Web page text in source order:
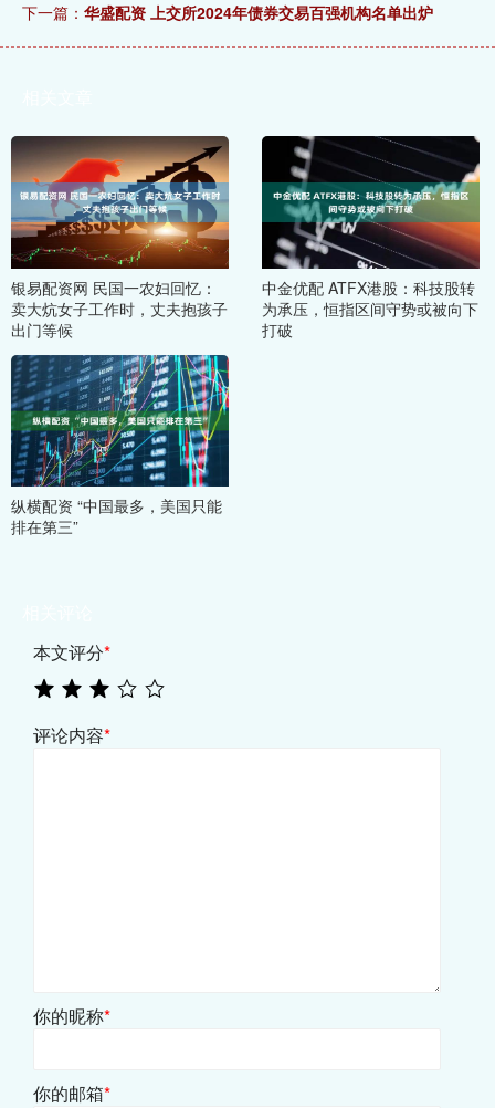
下一篇： 华盛配资 上交所2024年债券交易百强机构名单出炉
银易配资网 民国一农妇回忆：
卖大炕女子工作时，丈夫抱孩子
出门等候
中金优配 ATFX港股：科技股转
为承压，恒指区间守势或被向下
打破
纵横配资 “中国最多，美国只能
排在第三”
本文评分*
评论内容*
你的昵称*
你的邮箱*